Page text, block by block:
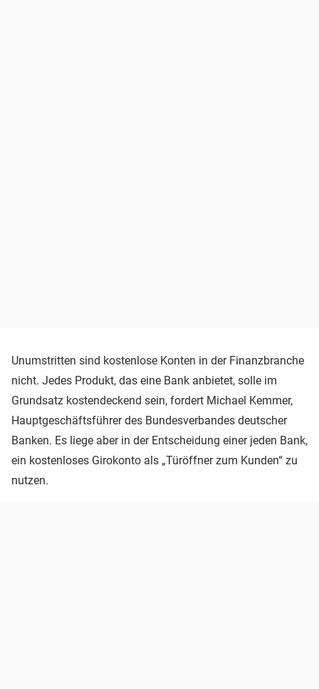
Unumstritten sind kostenlose Konten in der Finanzbranche
nicht. Jedes Produkt, das eine Bank anbietet, solle im
Grundsatz kostendeckend sein, fordert Michael Kemmer,
Hauptgeschäftsführer des Bundesverbandes deutscher
Banken. Es liege aber in der Entscheidung einer jeden Bank,
ein kostenloses Girokonto als „Türöffner zum Kunden“ zu
nutzen.